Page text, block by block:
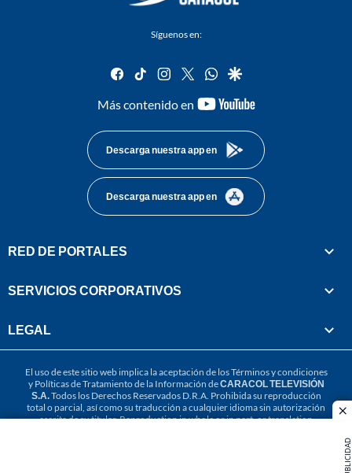
PUBLICIDAD
Síguenos en:
facebook
tiktok instagram
twitterwhatsapp
google
Más contenido en
youtube-
Descarga nuestra app en
Descarga nuestra app en
RED DE PORTALES
SERVICIOS CORPORATIVOS
LEGAL
El uso de este sitio web implica la aceptación de losTérminos y condiciones
y Políticas de Tratamiento de la Información deCARACOL TELEVISIÓN
S.A.Todos los Derechos Reservados D.R.A. Prohibida su reproducción
total o parcial, así como su traducción a cualquier idioma sin autorización
escrita de su titular. Reproduction in whole or in part, or translation